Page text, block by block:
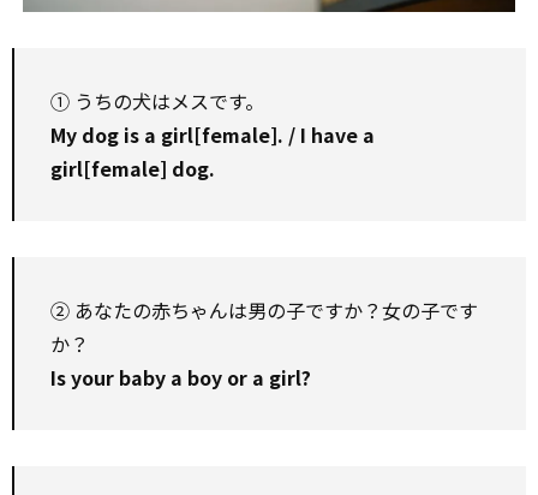
① うちの犬はメスです。
My dog is a girl[female]. / I have a
girl[female] dog.
② あなたの赤ちゃんは男の子ですか？女の子です
か？
Is your baby a boy or a girl?